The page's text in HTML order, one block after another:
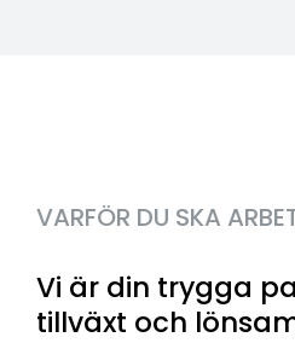
VARFÖR DU SKA
Vi är din trygga
tillväxt och